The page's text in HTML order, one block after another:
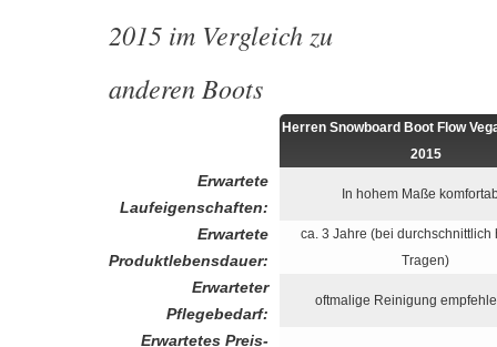
2015 im Vergleich zu
anderen Boots
Herren Snowboard Boot Flow
2015
Erwartete
Laufeigenschaften:
In hohem Maße
Erwartete
Produktlebensdauer:
ca. 3 Jahre (bei durchschnittlich
Tragen)
Erwarteter
Pflegebedarf:
oftmalige Reinigung
Erwartetes Preis-